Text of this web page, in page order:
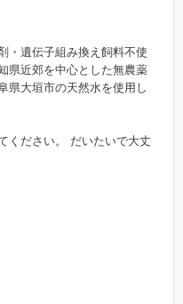
・遺伝子組み換え飼料不使
県近郊を中心とした無農薬
県大垣市の天然水を使用し
ください。 だいたいで大丈